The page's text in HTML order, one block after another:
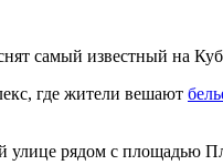
самый известный на
где жители вешают
улице рядом с площадью